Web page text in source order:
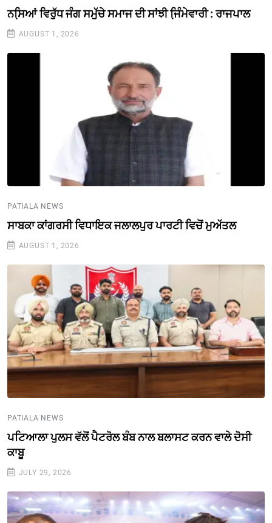
ਨਸਿ਼ਆਂ ਵਿਰੁੱਧ ਜੰਗ ਸਮੁੱਚੇ ਸਮਾਜ ਦੀ ਸਾਂਝੀ ਜਿ਼ੰਮੇਵਾਰੀ : ਰਾਜਪਾਲ
AUGUST 1, 2026
PATIALA NEWS
ਸਾਬਕਾ ਕਾਂਗਰਸੀ ਵਿਧਾਇਕ ਜਲਾਲਪੁਰ ਪਾਰਟੀ ਵਿਚੋਂ ਮੁਅੱਤਲ
AUGUST 1, 2026
PATIALA NEWS
ਪਟਿਆਲਾ ਪੁਲਸ ਵੱਲੋਂ ਪੈਟਰੋਲ ਬੰਬ ਨਾਲ ਬਲਾਸਟ ਕਰਨ ਵਾਲੇ ਦੋਸੀ
ਕਾਬੂ
JULY 29, 2026